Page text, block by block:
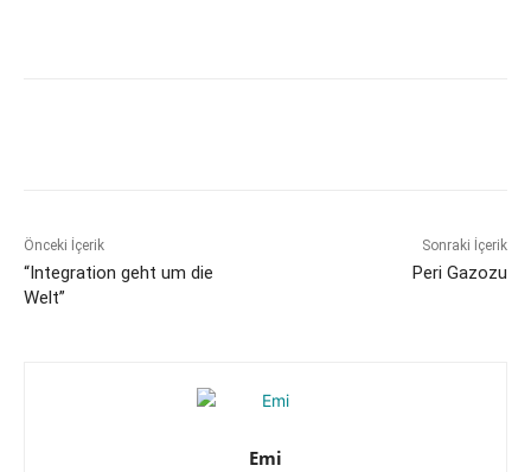
Önceki İçerik
“Integration geht um die
Welt”
Sonraki İçerik
Peri Gazozu
Emi